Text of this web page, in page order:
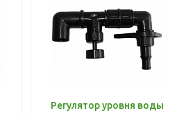
Регулятор уровня воды